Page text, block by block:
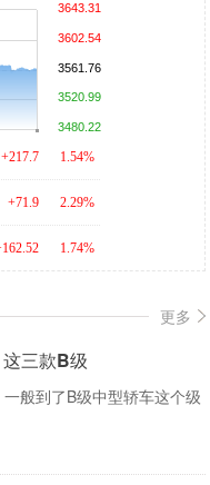
3480.22
3520.99
3561.76
3602.54
3643.31
+217.7 1.54%
+71.9 2.29%
1.74%
更多
三款B级
般到了B级中型轿车这个级